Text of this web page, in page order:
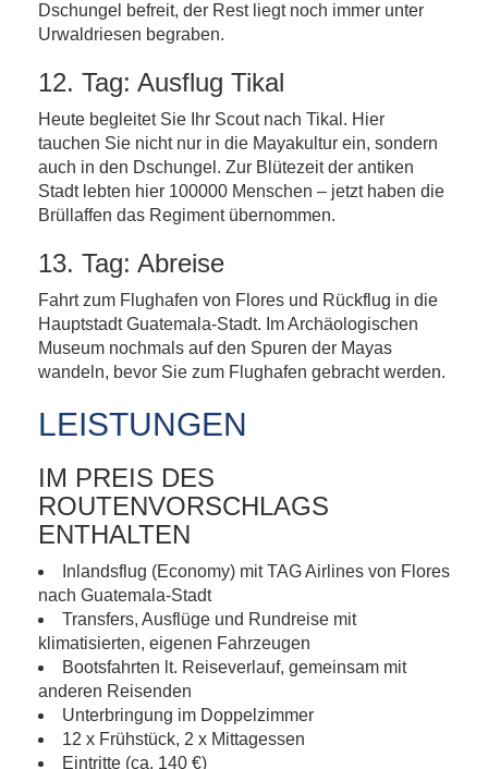
Dschungel befreit, der Rest liegt noch immer unter
Urwaldriesen begraben.
12. Tag: Ausflug Tikal
Heute begleitet Sie Ihr Scout nach Tikal. Hier
tauchen Sie nicht nur in die Mayakultur ein, sondern
auch in den Dschungel. Zur Blütezeit der antiken
Stadt lebten hier 100000 Menschen – jetzt haben die
Brüllaffen das Regiment übernommen.
13. Tag: Abreise
Fahrt zum Flughafen von Flores und Rückflug in die
Hauptstadt Guatemala-Stadt. Im Archäologischen
Museum nochmals auf den Spuren der Mayas
wandeln, bevor Sie zum Flughafen gebracht werden.
LEISTUNGEN
IM PREIS DES
ROUTENVORSCHLAGS
ENTHALTEN
Inlandsflug (Economy) mit TAG Airlines von Flores
nach Guatemala-Stadt
Transfers, Ausflüge und Rundreise mit
klimatisierten, eigenen Fahrzeugen
Bootsfahrten lt. Reiseverlauf, gemeinsam mit
anderen Reisenden
Unterbringung im Doppelzimmer
12 x Frühstück, 2 x Mittagessen
Eintritte (ca. 140 €)